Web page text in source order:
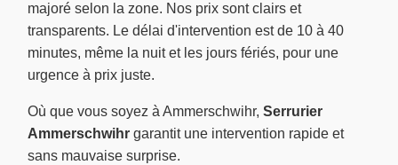
majoré selon la zone. Nos prix sont clairs et
transparents. Le délai d'intervention est de 10 à 40
minutes, même la nuit et les jours fériés, pour une
urgence à prix juste.
Où que vous soyez à Ammerschwihr, Serrurier
Ammerschwihr garantit une intervention rapide et
sans mauvaise surprise.